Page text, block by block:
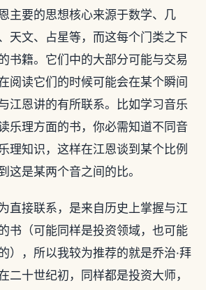
主要的思想核心来源于数学、几
天文、占星等，而这每个门类之下
书籍。它们中的大部分可能与交易
阅读它们的时候可能会在某个瞬间
江恩讲的有所联系。比如学习音乐
乐理方面的书，你必需知道不同音
理知识，这样在江恩谈到某个比例
这是某两个音之间的比。
直接联系，是来自历史上掌握与江
书（可能同样是投资领域，也可能
），所以我较为推荐的就是乔治·拜
二十世纪初，同样都是投资大师，